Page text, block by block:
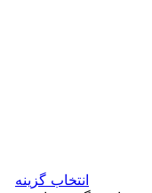
انتخاب گزینه